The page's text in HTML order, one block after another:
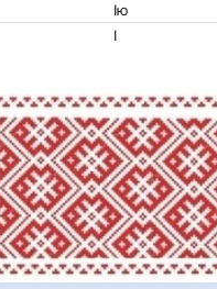
Iю
I